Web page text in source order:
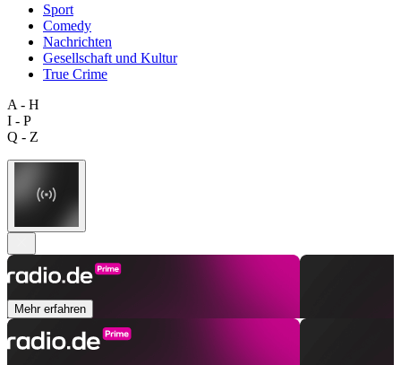
Sport
Comedy
Nachrichten
Gesellschaft und Kultur
True Crime
A - H
I - P
Q - Z
Mehr erfahren